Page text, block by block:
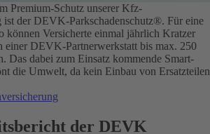
Premium-Schutz unserer Kfz-
ist der DEVK-Parkschadenschutz®. Für eine
können Versicherte einmal jährlich Kratzer
einer DEVK-Partnerwerkstatt bis max. 250
Das dabei zum Einsatz kommende Smart-
die Umwelt, da kein Einbau von Ersatzteilen
der DEVK